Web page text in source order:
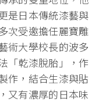
是日本傳統漆藝與
次受邀擔任麗寶雕
術大學校長的波多
「乾漆脫胎」，作
作，結合生漆與貼
又有濃厚的日本味